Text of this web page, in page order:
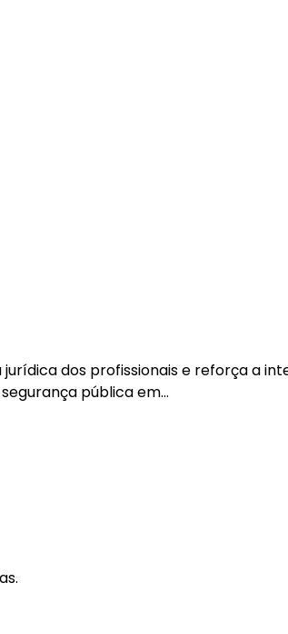
dos profissionais e reforça a
pública em…